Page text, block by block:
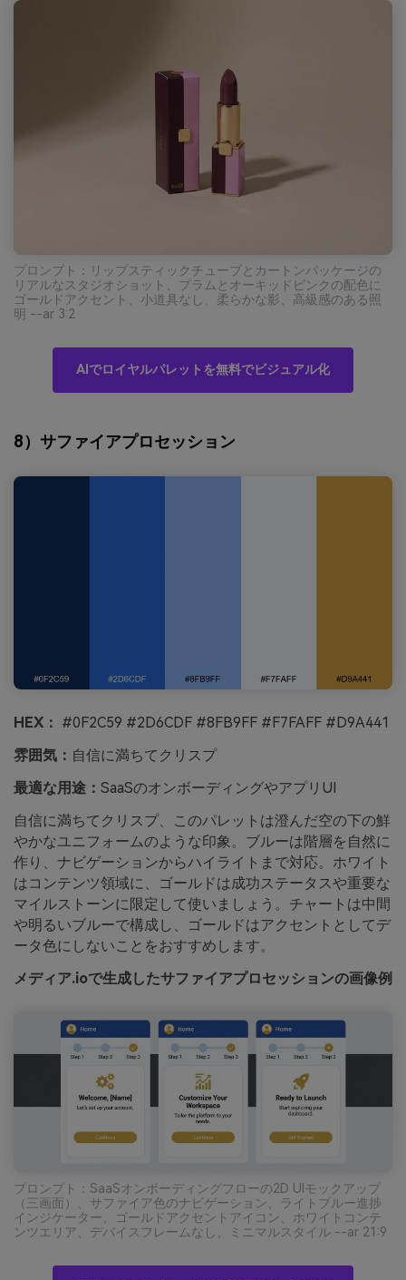
プロンプト：リップスティックチューブとカートンパッケージの
リアルなスタジオショット、プラムとオーキッドピンクの配色に
ゴールドアクセント、小道具なし、柔らかな影、高級感のある照
明 --ar 3:2
AIでロイヤルパレットを無料でビジュアル化
8）サファイアプロセッション
HEX： #0F2C59 #2D6CDF #8FB9FF #F7FAFF #D9A441
雰囲気： 自信に満ちてクリスプ
最適な用途： SaaSのオンボーディングやアプリUI
自信に満ちてクリスプ、このパレットは澄んだ空の下の鮮
やかなユニフォームのような印象。ブルーは階層を自然に
作り、ナビゲーションからハイライトまで対応。ホワイト
はコンテンツ領域に、ゴールドは成功ステータスや重要な
マイルストーンに限定して使いましょう。チャートは中間
や明るいブルーで構成し、ゴールドはアクセントとしてデ
ータ色にしないことをおすすめします。
メディア.ioで生成したサファイアプロセッションの画像例
プロンプト：SaaSオンボーディングフローの2D UIモックアップ
（三画面）、サファイア色のナビゲーション、ライトブルー進捗
インジケーター、ゴールドアクセントアイコン、ホワイトコンテ
ンツエリア、デバイスフレームなし、ミニマルスタイル --ar 21:9